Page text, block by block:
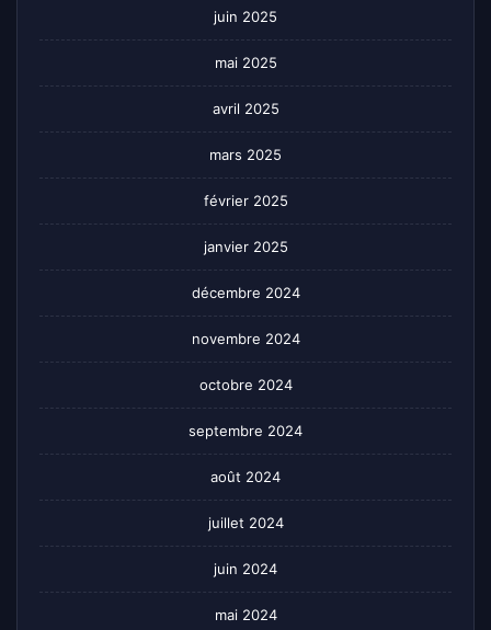
juin 2025
mai 2025
avril 2025
mars 2025
février 2025
janvier 2025
décembre 2024
novembre 2024
octobre 2024
septembre 2024
août 2024
juillet 2024
juin 2024
mai 2024